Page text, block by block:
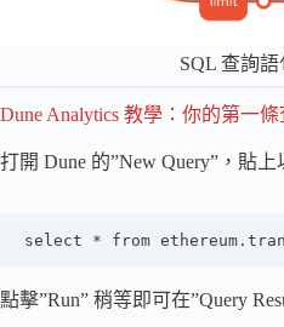
SQL 查詢語
Dune Analytics 教學：你的第一
打開 Dune 的”New Query”，貼上
select * from
點擊”Run” 稍等即可在”Query